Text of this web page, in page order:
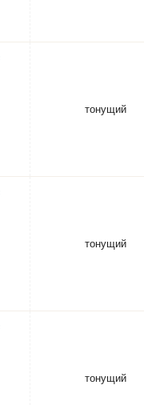
тонущий
тонущий
тонущий